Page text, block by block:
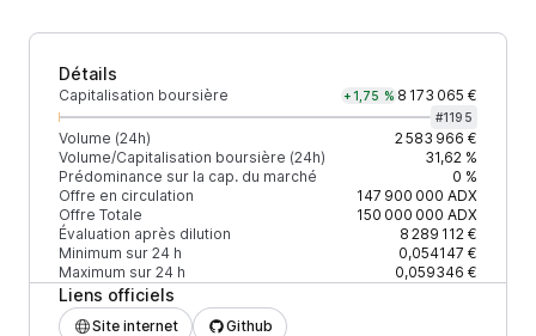
Détails
Capitalisation boursière +1,75 % 8 173 065 €
#1195
Volume (24h)
2 583 966 €
Volume/Capitalisation boursière (24h)
31,62 %
Prédominance sur la cap. du marché
0 %
Offre en circulation
147 900 000 ADX
Offre Totale
150 000 000 ADX
Évaluation après dilution
8 289 112 €
Minimum sur 24 h
0,054147 €
Maximum sur 24 h
0,059346 €
Liens officiels
Site internet Github